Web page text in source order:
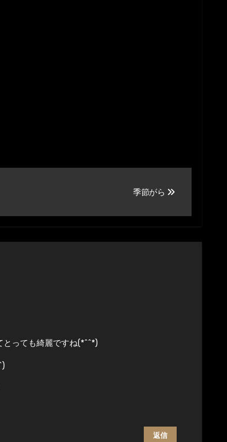
季節がら
っても綺麗ですね(*^^*)
返信